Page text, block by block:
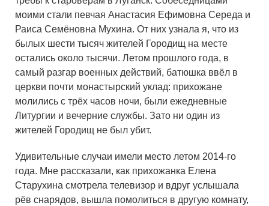
моими стали певчая Анастасия Ефимовна Середа и
Раиса Семёновна Мухина. От них узнала я, что из
былых шести тысяч жителей Городищ на месте
остались около тысячи. Летом прошлого года, в
самый разгар военных действий, батюшка ввёл в
церкви почти монастырский уклад: прихожане
молились с трёх часов ночи, были ежедневные
Литургии и вечерние службы. Зато ни один из
жителей Городищ не был убит.
Удивительные случаи имели место летом 2014-го
года. Мне рассказали, как прихожанка Елена
Старухина смотрела телевизор и вдруг услышала
рёв снарядов, вышла помолиться в другую комнату,